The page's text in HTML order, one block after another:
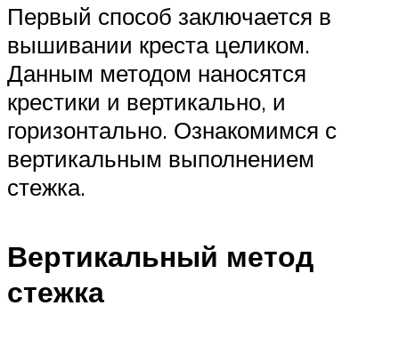
Первый способ заключается в
вышивании креста целиком.
Данным методом наносятся
крестики и вертикально, и
горизонтально. Ознакомимся с
вертикальным выполнением
стежка.
Вертикальный метод
стежка